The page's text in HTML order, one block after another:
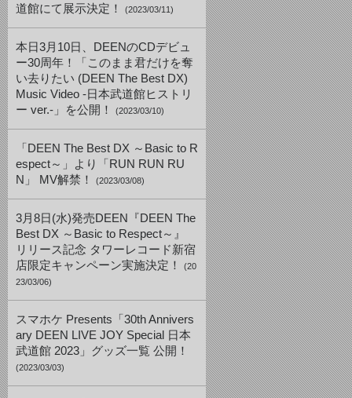
道館にて展示決定！
(2023/03/11)
本日3月10日、DEENのCDデビュ
ー30周年！「このまま君だけを奪
い去りたい (DEEN The Best DX)
Music Video -日本武道館ヒストリ
ー ver.-」を公開！
(2023/03/10)
「DEEN The Best DX ～Basic to R
espect～」より「RUN RUN RU
N」 MV解禁！
(2023/03/08)
3月8日(水)発売DEEN『DEEN The
Best DX ～Basic to Respect～』
リリース記念 タワーレコード新宿
店限定キャンペーン実施決定！
(20
23/03/06)
スマホケ Presents「30th Annivers
ary DEEN LIVE JOY Special 日本
武道館 2023」グッズ一覧 公開！
(2023/03/03)